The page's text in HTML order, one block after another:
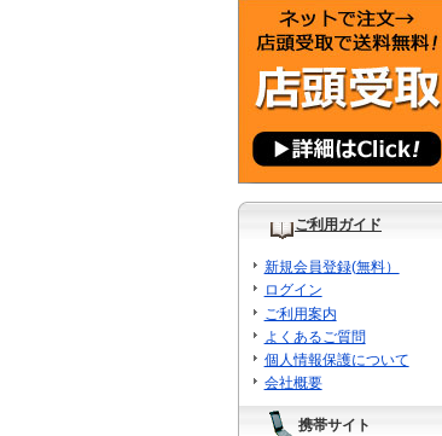
ご利用ガイド
新規会員登録(無料）
ログイン
ご利用案内
よくあるご質問
個人情報保護について
会社概要
携帯サイト